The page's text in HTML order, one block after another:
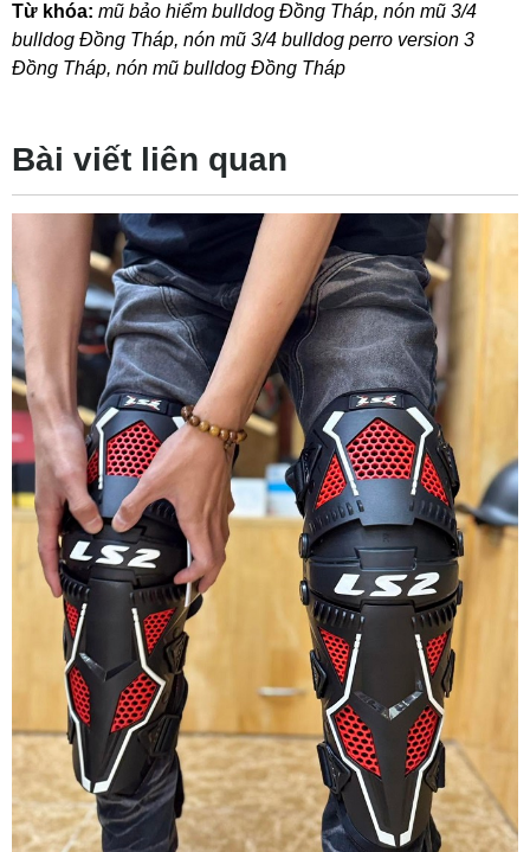
Từ khóa: mũ bảo hiểm bulldog Đồng Tháp, nón mũ 3/4
bulldog Đồng Tháp, nón mũ 3/4 bulldog perro version 3
Đồng Tháp, nón mũ bulldog Đồng Tháp
Bài viết liên quan